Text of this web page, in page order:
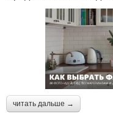
читать дальше →